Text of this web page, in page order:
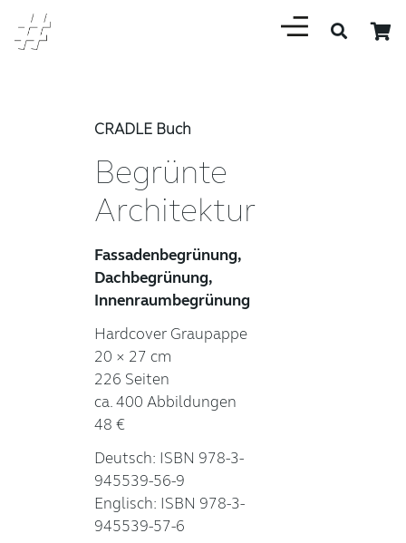
CRADLE Buch
Begrünte
Architektur
Fassadenbegrünung,
Dachbegrünung,
Innenraumbegrünung
Hardcover Graupappe
20 × 27 cm
226 Seiten
ca. 400 Abbildungen
48 €
Deutsch: ISBN 978-3-
945539-56-9
Englisch: ISBN 978-3-
945539-57-6